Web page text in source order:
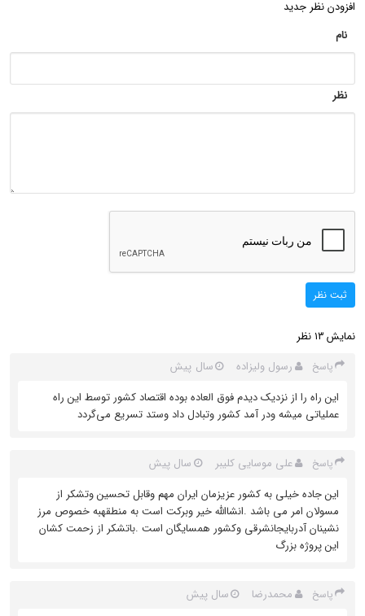
افزودن نظر جدید
نام
نظر
ثبت نظر
نمایش 13 نظر
پاسخ رسول ولیزاده
سال پیش
این راه را از نزدیک دیدم فوق العاده بوده اقتصاد کشور توسط این راه
عملیاتی میشه ودر آمد کشور وتبادل داد وستد تسریع می‌گردد
پاسخ علی موسایی کلیبر
سال پیش
این جاده خیلی به کشور عزیزمان ایران مهم وقابل تحسین وتشکر از
مسولان امر می باشد .انشاالله خیر وبرکت است به منطقهبه خصوص مرز
نشینان آدربایجانشرقی وکشور همسایگان است .باتشکر از زحمت کشان
این پروژه بزرگ
پاسخ محمدرضا
سال پیش